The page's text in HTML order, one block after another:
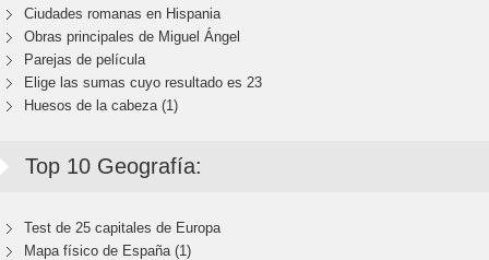
Ciudades romanas en Hispania
Obras principales de Miguel Ángel
Parejas de película
Elige las sumas cuyo resultado es 23
Huesos de la cabeza (1)
Top 10 Geografía:
Test de 25 capitales de Europa
Mapa físico de España (1)